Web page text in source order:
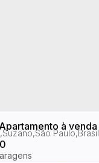
Apartamento à venda
,Suzano,São Paulo,Brasil